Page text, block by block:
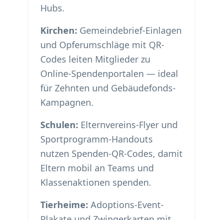
Hubs.
Kirchen: Gemeindebrief-Einlagen
und Opferumschläge mit QR-
Codes leiten Mitglieder zu
Online-Spendenportalen — ideal
für Zehnten und Gebäudefonds-
Kampagnen.
Schulen: Elternvereins-Flyer und
Sportprogramm-Handouts
nutzen Spenden-QR-Codes, damit
Eltern mobil an Teams und
Klassenaktionen spenden.
Tierheime: Adoptions-Event-